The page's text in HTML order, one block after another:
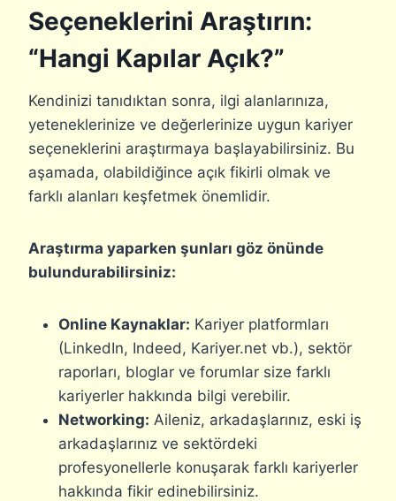
Seçeneklerini Araştırın:
“Hangi Kapılar Açık?”
Kendinizi tanıdıktan sonra, ilgi alanlarınıza,
yeteneklerinize ve değerlerinize uygun kariyer
seçeneklerini araştırmaya başlayabilirsiniz. Bu
aşamada, olabildiğince açık fikirli olmak ve
farklı alanları keşfetmek önemlidir.
Araştırma yaparken şunları göz önünde
bulundurabilirsiniz:
Online Kaynaklar: Kariyer platformları
(LinkedIn, Indeed, Kariyer.net vb.), sektör
raporları, bloglar ve forumlar size farklı
kariyerler hakkında bilgi verebilir.
Networking: Aileniz, arkadaşlarınız, eski iş
arkadaşlarınız ve sektördeki
profesyonellerle konuşarak farklı kariyerler
hakkında fikir edinebilirsiniz.